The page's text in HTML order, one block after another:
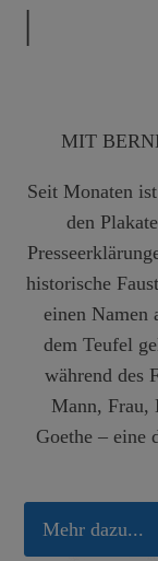
|
MIT
Seit Monaten
den
historische
einen Namen
dem Teufel
während des
Mann, Frau,
Goethe – eine
Mehr dazu...